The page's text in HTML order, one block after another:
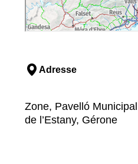
Adresse
Zone, Pavelló
de l’Estany, Gérone